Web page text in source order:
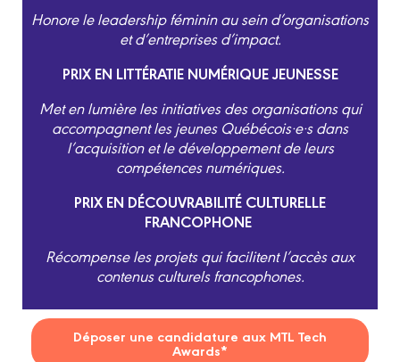
Honore le leadership féminin au sein d’organisations
et d’entreprises d’impact.
PRIX EN LITTÉRATIE NUMÉRIQUE JEUNESSE
Met en lumière les initiatives des organisations qui
accompagnent les jeunes Québécois·e·s dans
l’acquisition et le développement de leurs
compétences numériques.
PRIX EN DÉCOUVRABILITÉ CULTURELLE
FRANCOPHONE
Récompense les projets qui facilitent l’accès aux
contenus culturels francophones.
Déposer une candidature aux MTL Tech
Awards*